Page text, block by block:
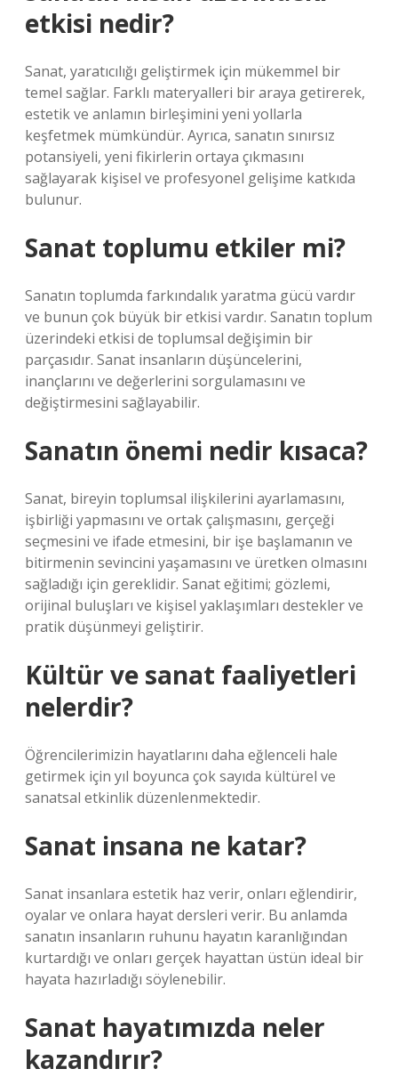
etkisi nedir?
Sanat, yaratıcılığı geliştirmek için mükemmel bir
temel sağlar. Farklı materyalleri bir araya getirerek,
estetik ve anlamın birleşimini yeni yollarla
keşfetmek mümkündür. Ayrıca, sanatın sınırsız
potansiyeli, yeni fikirlerin ortaya çıkmasını
sağlayarak kişisel ve profesyonel gelişime katkıda
bulunur.
Sanat toplumu etkiler mi?
Sanatın toplumda farkındalık yaratma gücü vardır
ve bunun çok büyük bir etkisi vardır. Sanatın toplum
üzerindeki etkisi de toplumsal değişimin bir
parçasıdır. Sanat insanların düşüncelerini,
inançlarını ve değerlerini sorgulamasını ve
değiştirmesini sağlayabilir.
Sanatın önemi nedir kısaca?
Sanat, bireyin toplumsal ilişkilerini ayarlamasını,
işbirliği yapmasını ve ortak çalışmasını, gerçeği
seçmesini ve ifade etmesini, bir işe başlamanın ve
bitirmenin sevincini yaşamasını ve üretken olmasını
sağladığı için gereklidir. Sanat eğitimi; gözlemi,
orijinal buluşları ve kişisel yaklaşımları destekler ve
pratik düşünmeyi geliştirir.
Kültür ve sanat faaliyetleri
nelerdir?
Öğrencilerimizin hayatlarını daha eğlenceli hale
getirmek için yıl boyunca çok sayıda kültürel ve
sanatsal etkinlik düzenlenmektedir.
Sanat insana ne katar?
Sanat insanlara estetik haz verir, onları eğlendirir,
oyalar ve onlara hayat dersleri verir. Bu anlamda
sanatın insanların ruhunu hayatın karanlığından
kurtardığı ve onları gerçek hayattan üstün ideal bir
hayata hazırladığı söylenebilir.
Sanat hayatımızda neler
kazandırır?